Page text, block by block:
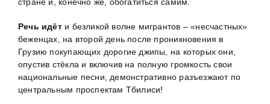
стране и, конечно же, обогатиться самим.
Речь идёти безликой волне мигрантов – «несчастных»
беженцах, на второй день после проникновения в
Грузию покупающих дорогие джипы, на которых они,
опустив стёкла и включив на полную громкость свои
национальные песни, демонстративно разъезжают по
центральным проспектам Тбилиси!